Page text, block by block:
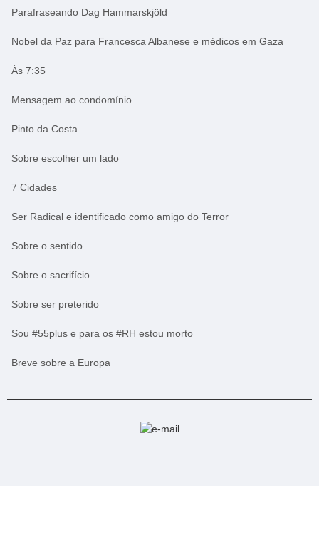
Parafraseando Dag Hammarskjöld
Nobel da Paz para Francesca Albanese e médicos em Gaza
Às 7:35
Mensagem ao condomínio
Pinto da Costa
Sobre escolher um lado
7 Cidades
Ser Radical e identificado como amigo do Terror
Sobre o sentido
Sobre o sacrifício
Sobre ser preterido
Sou #55plus e para os #RH estou morto
Breve sobre a Europa